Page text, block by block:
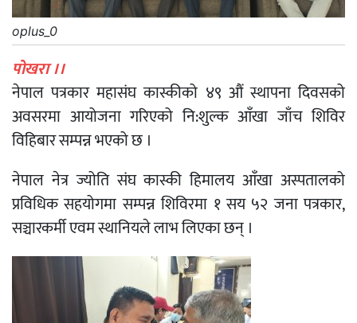
oplus_0
पोखरा ।।
नेपाल पत्रकार महासंघ कास्कीको ४९ औं स्थापना दिवसको
अवसरमा आयोजना गरिएको नि:शुल्क आँखा जाँच शिविर
विहिबार सम्पन्न भएको छ ।
नेपाल नेत्र ज्योति संघ कास्की हिमालय आँखा अस्पतालको
प्रविधिक सहयोगमा सम्पन्न शिविरमा १ सय ५२ जना पत्रकार,
सञ्चारकर्मी एवम स्थानियले लाभ लिएका छन् ।